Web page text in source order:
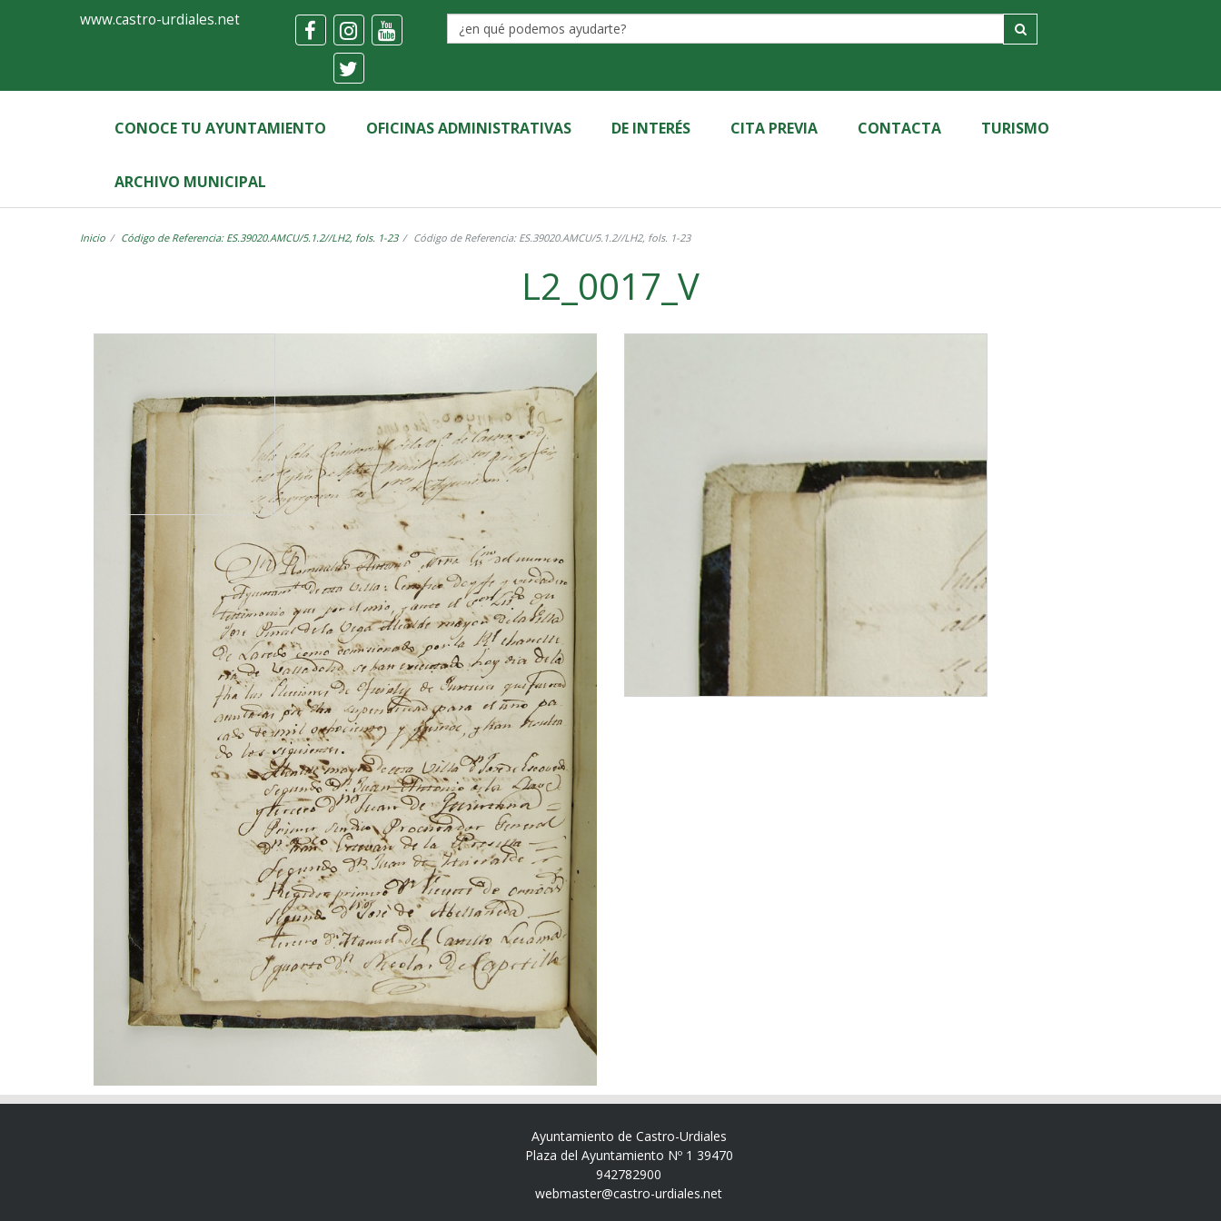
Ayuntamiento
Castro-
Urdiales
www.castro-urdiales.net
CONOCE TU AYUNTAMIENTO OFICINAS ADMINISTRATIVAS DE INTERÉS CITA PREVIA CONTACTA TURISMO
ARCHIVO MUNICIPAL
Inicio Código de Referencia: ES.39020.AMCU/5.1.2//LH2, fols. 1-23 Código de Referencia: ES.39020.AMCU/5.1.2//LH2, fols. 1-23
L2_0017_V
Ayuntamiento de Castro-Urdiales
Plaza del Ayuntamiento Nº 1 39470
942782900
webmaster@castro-urdiales.net